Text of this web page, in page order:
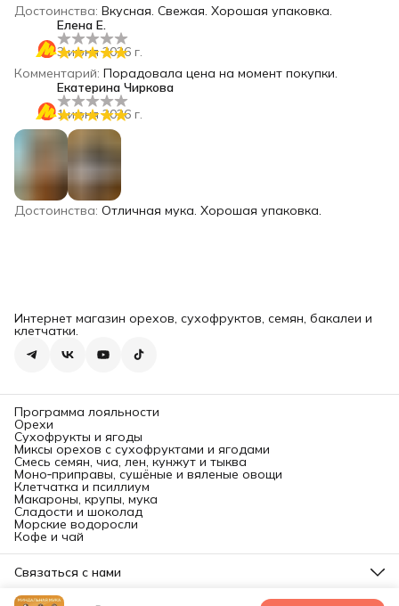
Достоинства: Вкусная. Свежая. Хорошая упаковка.
Елена Е.
3 июня 2026 г.
Комментарий: Порадовала цена на момент покупки.
Екатерина Чиркова
1 июня 2026 г.
Достоинства: Отличная мука. Хорошая упаковка.
Интернет магазин орехов, сухофруктов, семян, бакалеи и
клетчатки.
Программа лояльности
Орехи
Сухофрукты и ягоды
Миксы орехов с сухофруктами и ягодами
Смесь семян, чиа, лен, кунжут и тыква
Моно‑приправы, сушёные и вяленые овощи
Клетчатка и псиллиум
Макароны, крупы, мука
Сладости и шоколад
Морские водоросли
Кофе и чай
Связаться с нами
Юридический адрес: